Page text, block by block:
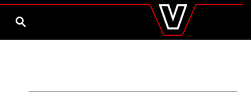
valtra.at
Estonia
SUCHE